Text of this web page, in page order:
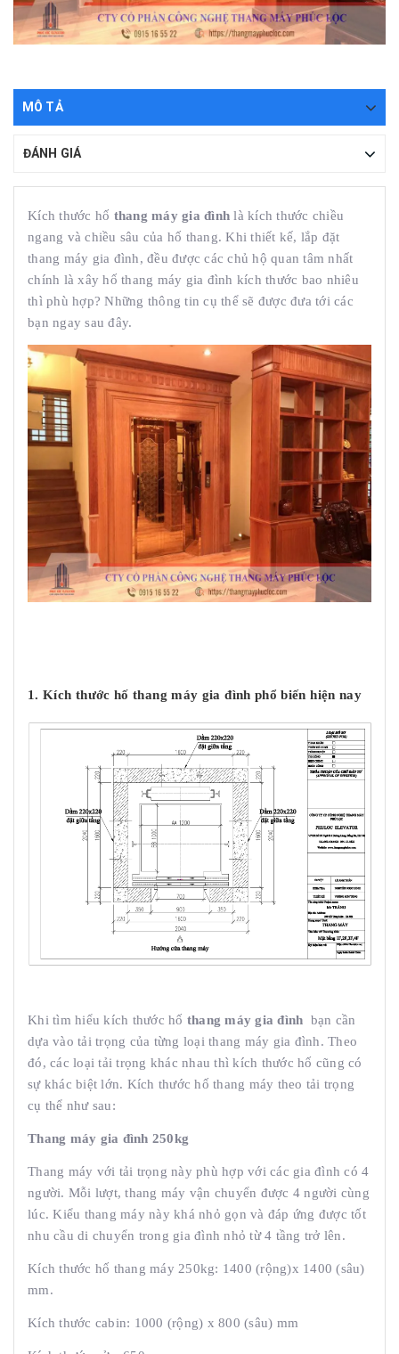
MÔ TẢ
ĐÁNH GIÁ
Kích thước hố thang máy gia đìnhlà kích thước chiều
ngang và chiều sâu của hố thang. Khi thiết kế, lắp đặt
thang máy gia đình, đều được các chủ hộ quan tâm nhất
chính là xây hố thang máy gia đình kích thước bao nhiêu
thì phù hợp? Những thông tin cụ thể sẽ được đưa tới các
bạn ngay sau đây.
1. Kích thước hố thang máy gia đình phổ biến hiện nay
Khi tìm hiểu kích thước hố thang máy gia đình bạn cần
dựa vào tải trọng của từng loại thang máy gia đình. Theo
đó, các loại tải trọng khác nhau thì kích thước hố cũng có
sự khác biệt lớn. Kích thước hố thang máy theo tải trọng
cụ thể như sau:
Thang máy gia đình 250kg
Thang máy với tải trọng này phù hợp với các gia đình có 4
người. Mỗi lượt, thang máy vận chuyển được 4 người cùng
lúc. Kiểu thang máy này khá nhỏ gọn và đáp ứng được tốt
nhu cầu di chuyển trong gia đình nhỏ từ 4 tầng trở lên.
Kích thước hố thang máy 250kg: 1400 (rộng)x 1400 (sâu)
mm.
Kích thước cabin: 1000 (rộng) x 800 (sâu) mm